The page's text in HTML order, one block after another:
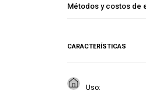
Métodos y costos de
CARACTERÍSTICAS
Uso